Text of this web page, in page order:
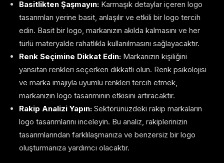
Basitlikten Şaşmayın: Karmaşık detaylar içeren logo
tasarımları yerine basit, anlaşılır ve etkili bir logo tercih
edin. Basit bir logo, markanızın akılda kalmasını ve her
türlü materyalde rahatlıkla kullanılmasını sağlayacaktır.
Renk Seçimine Dikkat Edin: Markanızın kişiliğini
yansıtan renkleri seçerken dikkatli olun. Renk psikolojisi
ve marka imajıyla uyumlu renkleri tercih etmek,
markanızın logo tasarımının etkisini artıracaktır.
Rakip Analizi Yapın: Sektörünüzdeki rakip markaların
logo tasarımlarını inceleyin. Bu analiz, rakiplerinizin
tasarımlarından farklılaşmanıza ve benzersiz bir logo
oluşturmanıza yardımcı olacaktır.